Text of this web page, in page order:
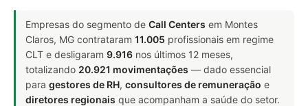
Empresas do segmento de Call Centers em Montes
Claros, MG contrataram 11.005 profissionais em regime
CLT e desligaram 9.916 nos últimos 12 meses,
totalizando 20.921 movimentações — dado essencial
para gestores de RH, consultores de remuneração e
diretores regionais que acompanham a saúde do setor.